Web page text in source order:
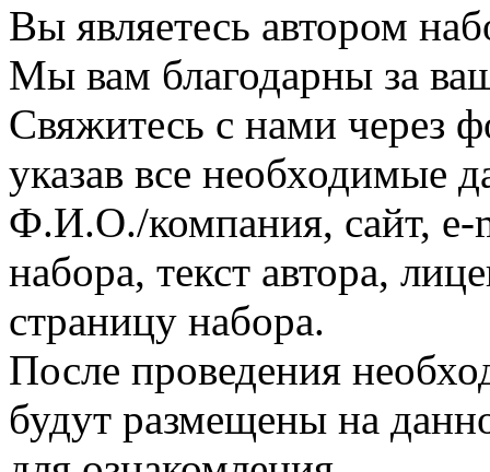
Вы являетесь автором
Мы вам благодарны за
Свяжитесь с нами через
указав все необходимые
Ф.И.О./компания, сайт, e-
набора, текст автора,
страницу набора.
После проведения
будут размещены на